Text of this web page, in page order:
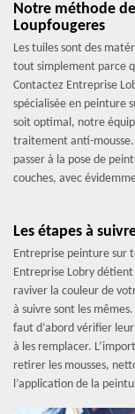
Notre méthode
Loupfougeres
Les tuiles sont des
tout simplement parce
Contactez Entreprise
spécialisée en peinture
soit optimal, notre
traitement anti-
passer à la pose de
couches, avec
Les étapes à
Entreprise peinture sur
Entreprise Lobry
raviver la couleur de
à suivre sont les
faut d’abord vérifier
à les remplacer.
retirer les mousses,
l’application de la